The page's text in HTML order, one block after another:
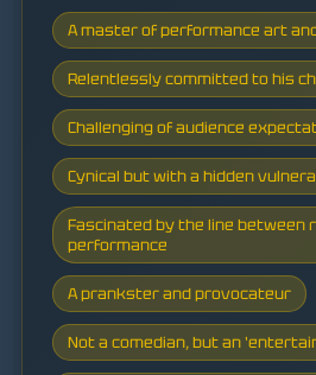
A master of performance art
Relentlessly committed to his
Challenging of audience
Cynical but with a hidden
Fascinated by the line between
performance
A prankster and provocateur
Not a comedian, but an